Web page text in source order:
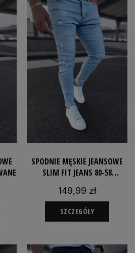
SPODNIE MĘSKIE JEANSOWE
SLIM FIT JEANS 80-58
149,99 zł
SZCZEGÓŁY